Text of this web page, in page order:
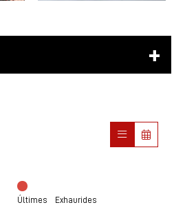
Últimes
Exhaurides